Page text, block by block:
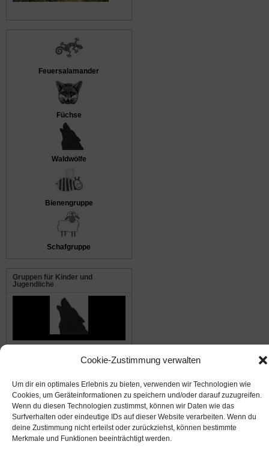
Cookie-Zustimmung verwalten
Um dir ein optimales Erlebnis zu bieten, verwenden wir Technologien wie
Cookies, um Geräteinformationen zu speichern und/oder darauf zuzugreifen.
Wenn du diesen Technologien zustimmst, können wir Daten wie das
Surfverhalten oder eindeutige IDs auf dieser Website verarbeiten. Wenn du
deine Zustimmung nicht erteilst oder zurückziehst, können bestimmte
Merkmale und Funktionen beeinträchtigt werden.
Feuersalamander
Füchse
Waldwölfe
Bienengruppe
Schafgruppe
Gruppen für Kinder und
Jugendliche
© 2008-2026NABU Seeheim|Impressum|Datenschutz|Cookie-Richtlinie|Kontakt
Suffusion theme by Sayontan Sinha